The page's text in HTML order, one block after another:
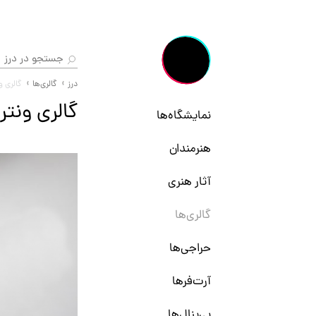
نمایشگاه‌ها
هنرمندان
آثار هنری
گالری‌ها
حراجی‌ها
آرت‌فرها
درز گالری‌ها
گالری